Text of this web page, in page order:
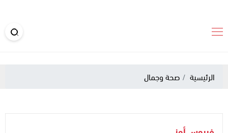
الرئيسية صحة وجمال